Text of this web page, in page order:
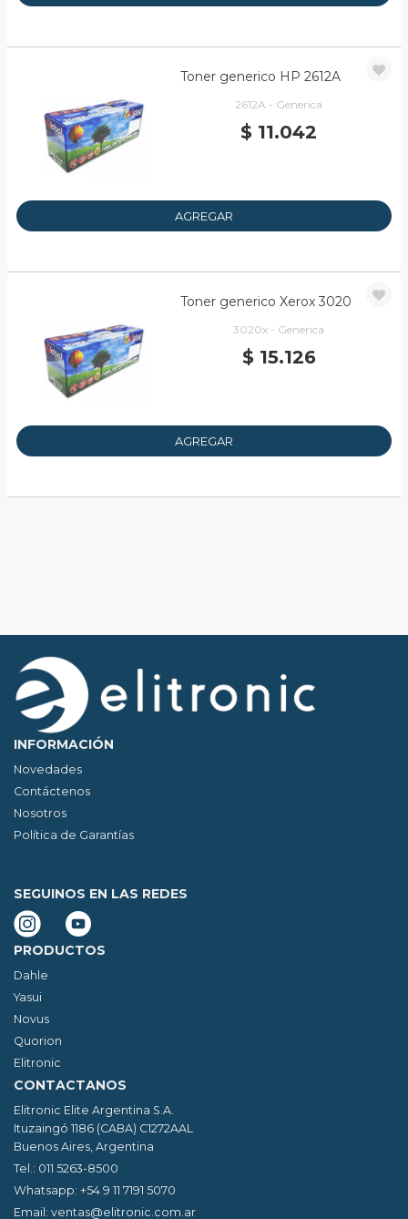
Toner generico HP 2612A
2612A - Generica
$ 11.042
AGREGAR
Toner generico Xerox 3020
3020x - Generica
$ 15.126
AGREGAR
INFORMACIÓN
Novedades
Contáctenos
Nosotros
Política de Garantías
SEGUINOS EN LAS REDES
PRODUCTOS
Dahle
Yasui
Novus
Quorion
Elitronic
CONTACTANOS
Elitronic Elite Argentina S.A.
Ituzaingó 1186 (CABA) C1272AAL
Buenos Aires, Argentina
Tel.: 011 5263-8500
Whatsapp: +54 9 11 7191 5070
Email: ventas@elitronic.com.ar